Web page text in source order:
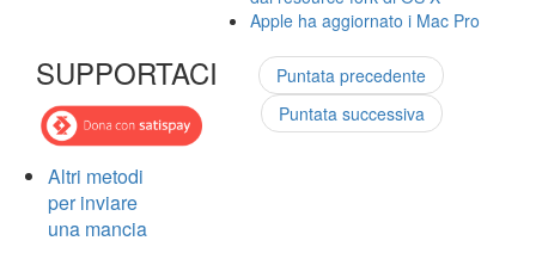
SUPPORTACI
Altri metodi
per inviare
una mancia
Apple ha aggiornato i Mac Pro
Puntata precedente
Puntata successiva